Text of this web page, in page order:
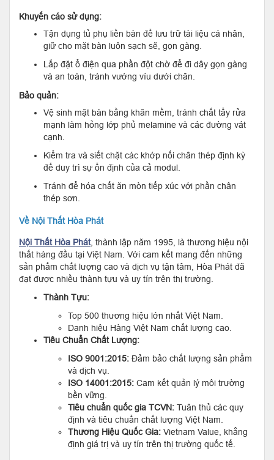
Khuyến cáo sử dụng:
Tận dụng tủ phụ liền bàn để lưu trữ tài liệu cá nhân,
giữ cho mặt bàn luôn sạch sẽ, gọn gàng.
Lắp đặt ổ điện qua phần đột chờ để đi dây gọn gàng
và an toàn, tránh vướng víu dưới chân.
Bảo quản:
Vệ sinh mặt bàn bằng khăn mềm, tránh chất tẩy rửa
mạnh làm hỏng lớp phủ melamine và các đường vát
cạnh.
Kiểm tra và siết chặt các khớp nối chân thép định kỳ
để duy trì sự ổn định của cả modul.
Tránh để hóa chất ăn mòn tiếp xúc với phần chân
thép sơn.
Về Nội Thất Hòa Phát
Nội Thất Hòa Phát, thành lập năm 1995, là thương hiệu nội
thất hàng đầu tại Việt Nam. Với cam kết mang đến những
sản phẩm chất lượng cao và dịch vụ tận tâm, Hòa Phát đã
đạt được nhiều thành tựu và uy tín trên thị trường.
Thành Tựu:
Top 500 thương hiệu lớn nhất Việt Nam.
Danh hiệu Hàng Việt Nam chất lượng cao.
Tiêu Chuẩn Chất Lượng:
ISO 9001:2015: Đảm bảo chất lượng sản phẩm
và dịch vụ.
ISO 14001:2015: Cam kết quản lý môi trường
bền vững.
Tiêu chuẩn quốc gia TCVN: Tuân thủ các quy
định và tiêu chuẩn chất lượng Việt Nam.
Thương Hiệu Quốc Gia: Vietnam Value, khẳng
định giá trị và uy tín trên thị trường quốc tế.